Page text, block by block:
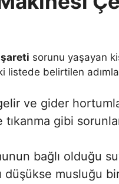
sorunu yaşayan
listede belirtilen
ve gider
gibi
bağlı olduğu
düşükse musluğu